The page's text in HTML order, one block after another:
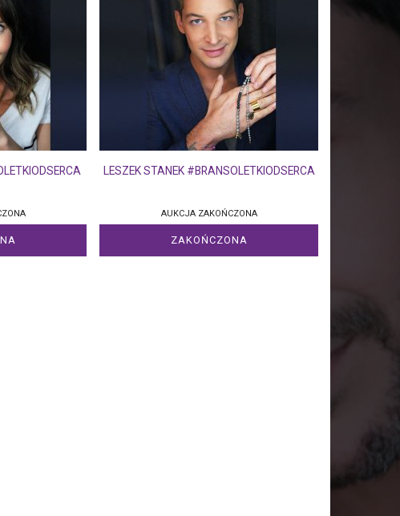
LESZEK STANEK #BRANSOLETKIODSERCA
AUKCJA ZAKOŃCZONA
ZAKOŃCZONA